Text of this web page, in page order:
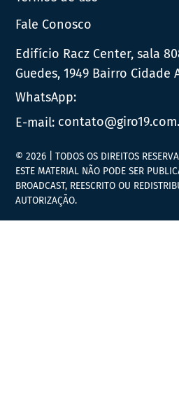
Fale Conosco
Edifício Racz Center, sala
Guedes, 1949 Bairro Cidade
WhatsApp:
E-mail:
© 2026 | TODOS OS DIREITOS
ESTE MATERIAL NÃO PODE SER
BROADCAST, REESCRITO OU
AUTORIZAÇÃO.